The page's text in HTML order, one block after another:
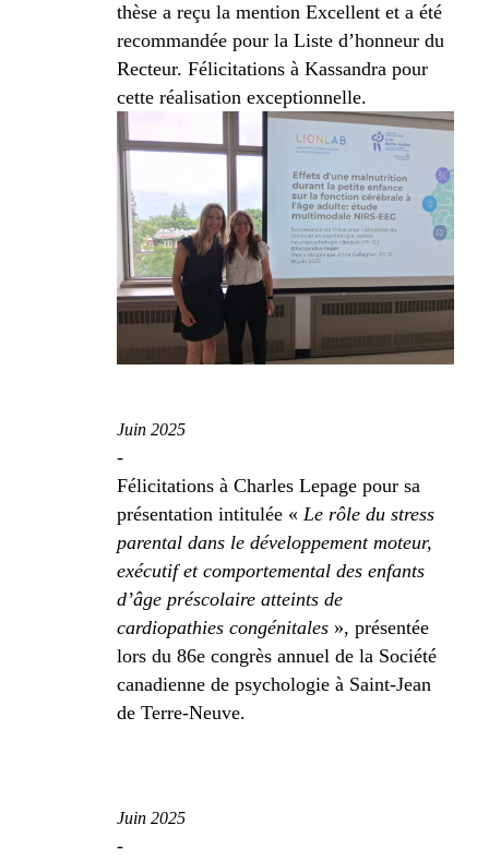
thèse a reçu la mention Excellent et a été
recommandée pour la Liste d’honneur du
Recteur. Félicitations à Kassandra pour
cette réalisation exceptionnelle.
Juin 2025
-
Félicitations à Charles Lepage pour sa
présentation intitulée « Le rôle du stress
parental dans le développement moteur,
exécutif et comportemental des enfants
d’âge préscolaire atteints de
cardiopathies congénitales », présentée
lors du 86e congrès annuel de la Société
canadienne de psychologie à Saint-Jean
de Terre-Neuve.
Juin 2025
-